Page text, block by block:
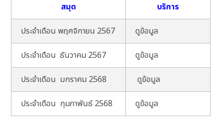
สมุด
บริการ
ประจำเดือน พฤศจิกายน 2567 ดูข้อมูล
ประจำเดือน ธันวาคม 2567 ดูข้อมูล
ประจำเดือน มกราคม 2568 ดูข้อมูล
ประจำเดือน กุมภาพันธ์ 2568 ดูข้อมูล